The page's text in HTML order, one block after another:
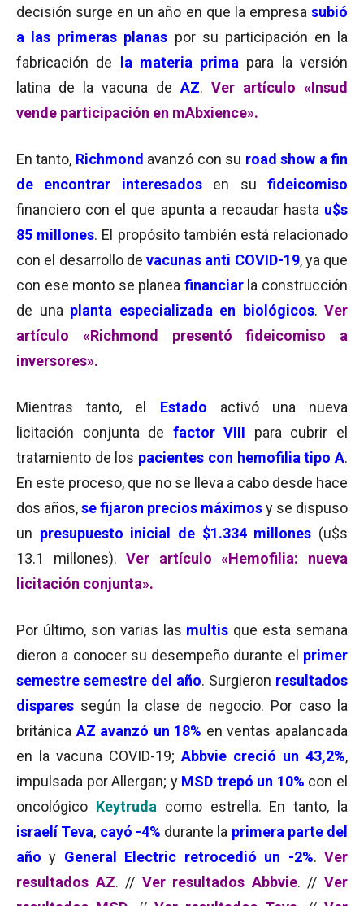
decisión surge en un año en que la empresa subió
a las primeras planas por su participación en la
fabricación de
la materia prima para la versión
latina de la vacuna de AZ. Ver artículo «Insud
vende participación en mAbxience».
En tanto, Richmond avanzó con su road show a fin
de encontrar interesados
en sufideicomiso
financiero con el que apunta a recaudar hasta u$s
85 millones. El propósito también está relacionado
con el desarrollo de vacunas anti COVID-19, ya que
con ese monto se planea financiarla construcción
de una planta especializada en biológicos. Ver
artículo «Richmond presentó fideicomiso a
inversores».
Mientras tanto, el Estado activó una nueva
licitación conjunta de factor VIII
para cubrir el
tratamiento de los pacientes con hemofilia tipo A.
En este proceso, que no se lleva a cabo desde hace
dos años,se fijaron precios máximosy se dispuso
un presupuesto inicial de $1.334 millones (u$s
13.1 millones).Ver artículo «Hemofilia: nueva
licitación conjunta».
Por último, son varias las multis que esta semana
dieron a conocer su desempeño durante el primer
semestre semestre del año. Surgieron resultados
dispares según la clase de negocio. Por caso la
británica AZ avanzó un 18% en ventas apalancada
en la vacuna COVID-19; Abbvie creció un 43,2%,
impulsada por Allergan; y MSD trepó un 10% con el
oncológico Keytruda como estrella. En tanto, la
israelí Teva, cayó -4% durante la primera parte del
añoy General Electric retrocedió un -2%.Ver
resultados AZ. // Ver resultados Abbvie. //Ver